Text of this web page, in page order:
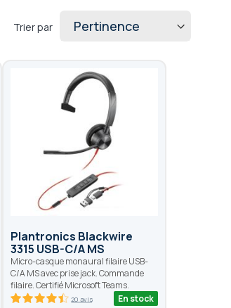
Trier par
Plantronics Blackwire
3315 USB-C/A MS
Micro-casque monaural filaire USB-
C/A MS avec prise jack. Commande
filaire. Certifié Microsoft Teams.
20 avis En stock